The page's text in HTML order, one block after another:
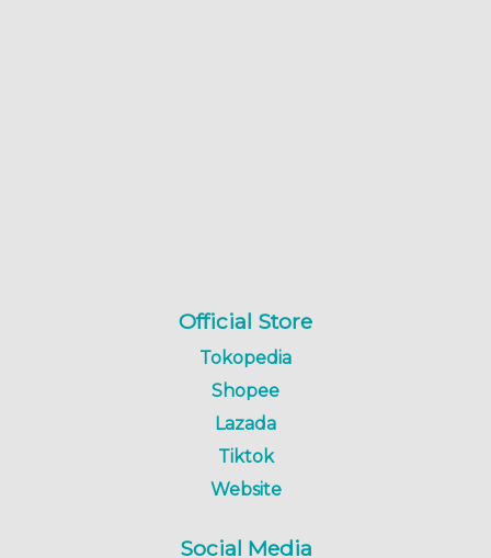
Official Store
Tokopedia
Shopee
Lazada
Tiktok
Website
Social Media